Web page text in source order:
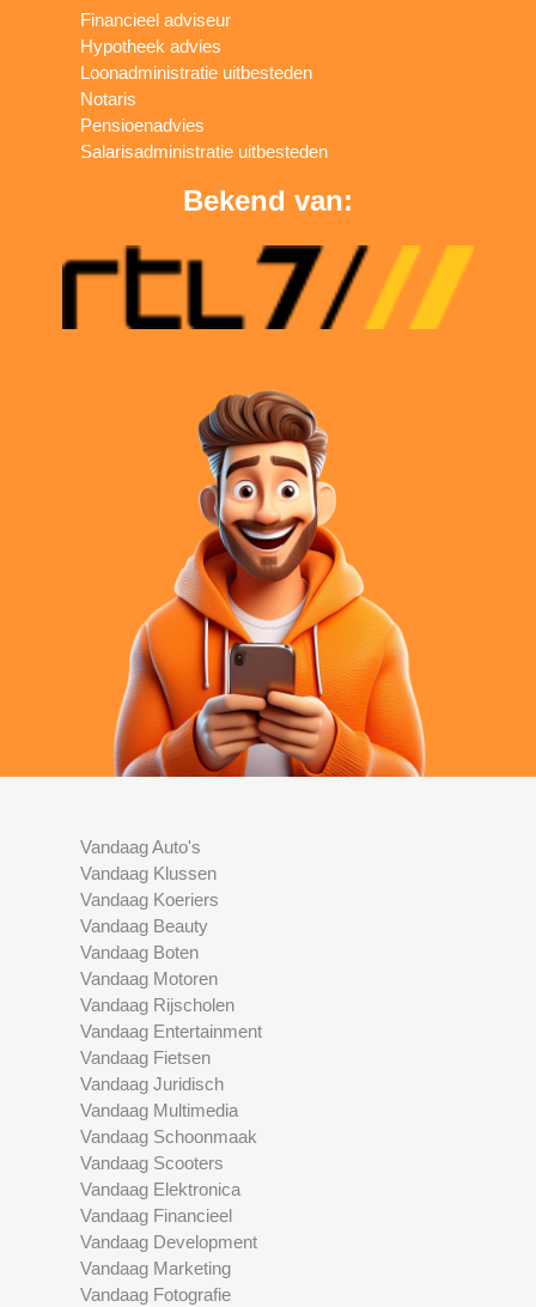
Financieel adviseur
Hypotheek advies
Loonadministratie uitbesteden
Notaris
Pensioenadvies
Salarisadministratie uitbesteden
Bekend van:
Vandaag Auto's
Vandaag Klussen
Vandaag Koeriers
Vandaag Beauty
Vandaag Boten
Vandaag Motoren
Vandaag Rijscholen
Vandaag Entertainment
Vandaag Fietsen
Vandaag Juridisch
Vandaag Multimedia
Vandaag Schoonmaak
Vandaag Scooters
Vandaag Elektronica
Vandaag Financieel
Vandaag Development
Vandaag Marketing
Vandaag Fotografie